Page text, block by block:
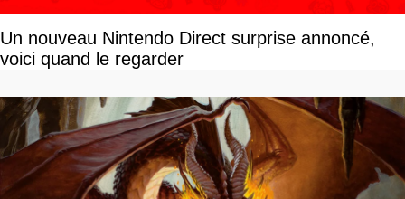
Un nouveau Nintendo Direct surprise annoncé,
voici quand le regarder